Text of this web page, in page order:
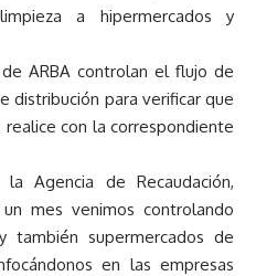
a hipermercados y
ARBA controlan el flujo de
distribución para verificar que
con la correspondiente
Agencia de Recaudación,
mes venimos controlando
también supermercados de
en las empresas